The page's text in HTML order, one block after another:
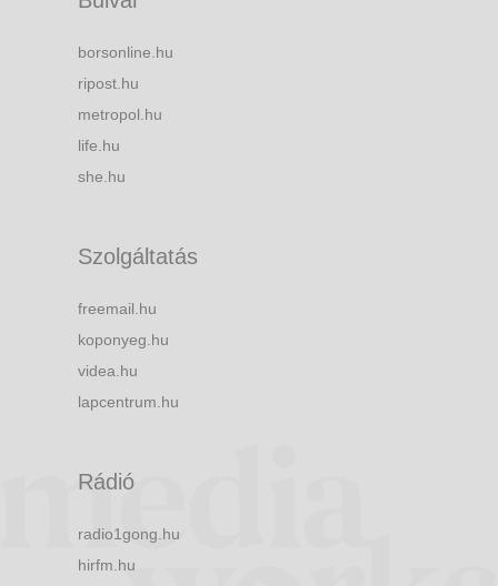
borsonline.hu
ripost.hu
metropol.hu
life.hu
she.hu
Szolgáltatás
freemail.hu
koponyeg.hu
videa.hu
lapcentrum.hu
Rádió
radio1gong.hu
hirfm.hu